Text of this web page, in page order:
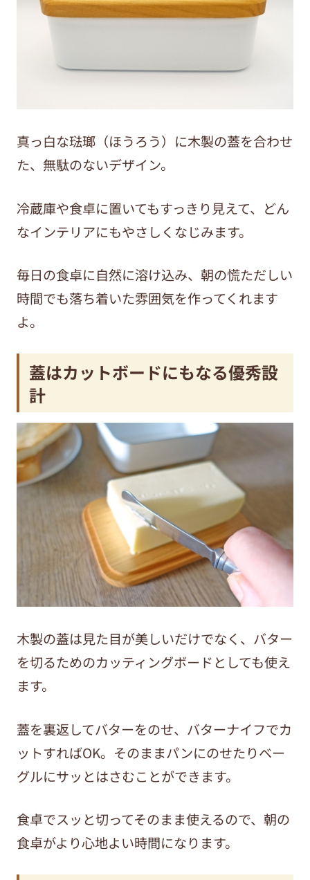
真っ白な琺瑯（ほうろう）に木製の蓋を合わせ
た、無駄のないデザイン。
冷蔵庫や食卓に置いてもすっきり見えて、どん
なインテリアにもやさしくなじみます。
毎日の食卓に自然に溶け込み、朝の慌ただしい
時間でも落ち着いた雰囲気を作ってくれます
よ。
蓋はカットボードにもなる優秀設
計
木製の蓋は見た目が美しいだけでなく、バター
を切るためのカッティングボードとしても使え
ます。
蓋を裏返してバターをのせ、バターナイフでカ
ットすればOK。そのままパンにのせたりベー
グルにサッとはさむことができます。
食卓でスッと切ってそのまま使えるので、朝の
食卓がより心地よい時間になります。